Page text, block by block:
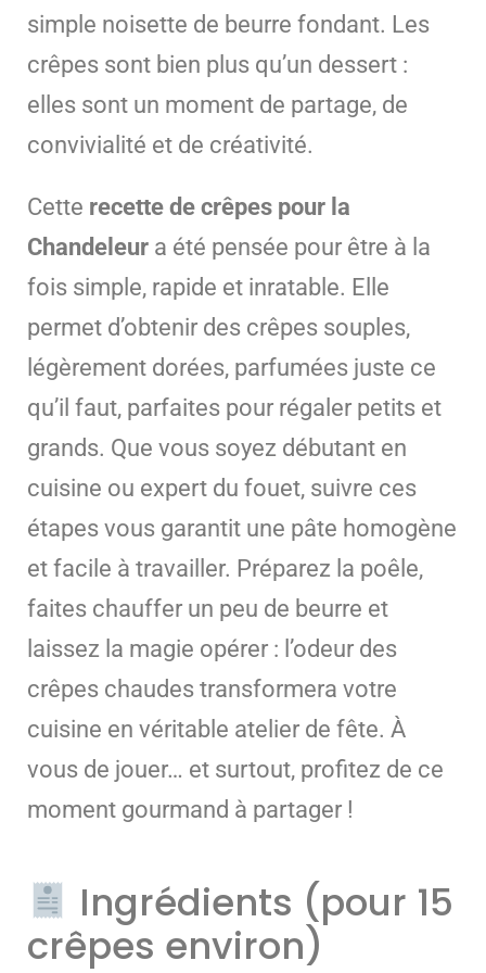
simple noisette de beurre fondant. Les
crêpes sont bien plus qu’un dessert :
elles sont un moment de partage, de
convivialité et de créativité.
Cette recette de crêpes pour la
Chandeleur a été pensée pour être à la
fois simple, rapide et inratable. Elle
permet d’obtenir des crêpes souples,
légèrement dorées, parfumées juste ce
qu’il faut, parfaites pour régaler petits et
grands. Que vous soyez débutant en
cuisine ou expert du fouet, suivre ces
étapes vous garantit une pâte homogène
et facile à travailler. Préparez la poêle,
faites chauffer un peu de beurre et
laissez la magie opérer : l’odeur des
crêpes chaudes transformera votre
cuisine en véritable atelier de fête. À
vous de jouer… et surtout, profitez de ce
moment gourmand à partager !
Ingrédients (pour 15
crêpes environ)